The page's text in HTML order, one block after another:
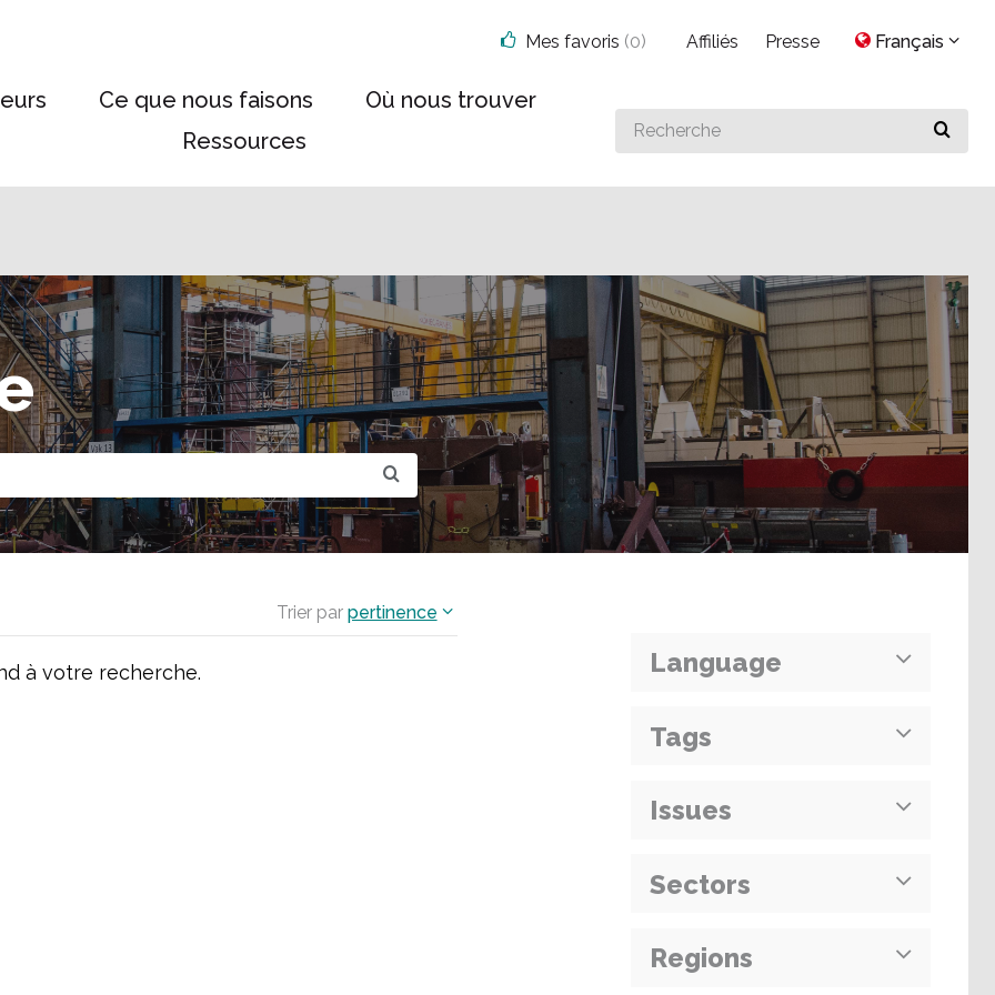
Ce que nous faisons
Où nous trouver
Ressources
Search
for
Mes favoris (0) Affiliés Presse Français
Trier par pertinence
à votre recherche. Language
Tags
Issues
Sectors
Regions